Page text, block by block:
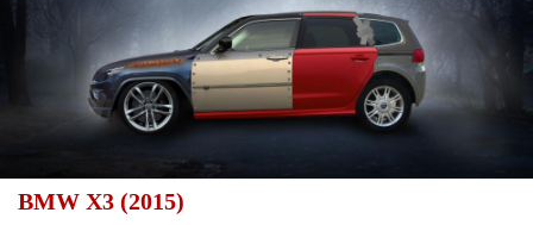
BMW X3 (2015)